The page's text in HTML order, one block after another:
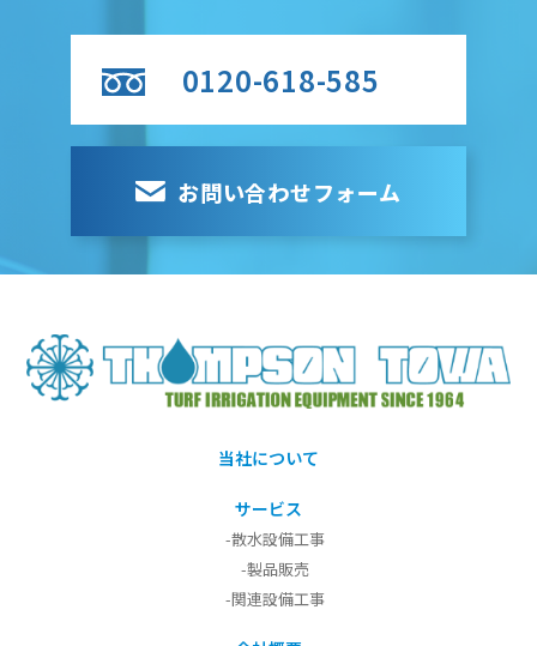
0120-618-585
お問い合わせフォーム
当社について
サービス
-散水設備工事
-製品販売
-関連設備工事